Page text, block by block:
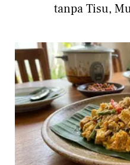
tanpa Tisu,